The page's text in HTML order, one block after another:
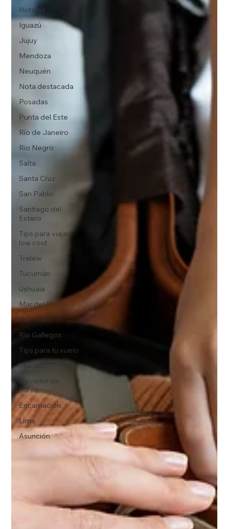
Hoteles
Iguazú
Jujuy
Mendoza
Neuquén
Nota destacada
Posadas
Punta del Este
Río de Janeiro
Rio Negro
Salta
Santa Cruz
San Pablo
Santiago del
Estero
Tips para viajar
low cost
Trelew
Tucumán
Ushuaia
Mar del Plata
San Juan
Río Gallegos
Tips para tu vuelo
Maceió
Salvador de
Bahía
Encarnación
Lima
Asunción